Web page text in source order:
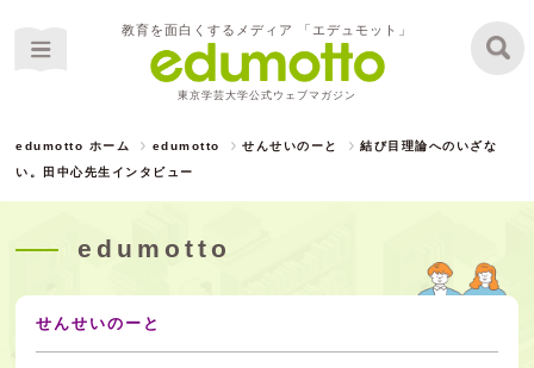
教育を面白くするメディア 「エデュモット」
東京学芸大学公式ウェブマガジン
edumotto ホーム edumotto せんせいのーと
結び目理論へのいざな
い。田中心先生インタビュー
edumotto
せんせいのーと